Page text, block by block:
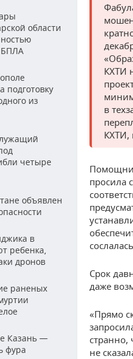
области
БПЛА
подготовку
из
четыре
объявлен
в
ребенка,
дронов
раненых
Казань —
фура
КХТИ
в
КХТИ,
просила
Срок
даже
«Прямо
странно,
не